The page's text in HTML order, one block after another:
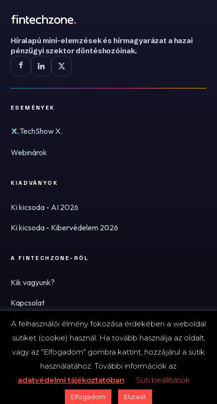
Híralapú mini-elemzések és hírmagyarázat a hazai
pénzügyi szektor döntéshozóinak.
ESEMÉNYEK
TechShow X.
Webinárok
KIADVÁNYOK
Ki kicsoda - AI 2026
Ki kicsoda - Kibervédelem 2026
A FINTECHZONE-RÓL
Kik vagyunk?
Kapcsolat
Hírlevél
© 2026 FinTechZone.hu - A FinTech Group Kft.
Adatvédelmi tájékoztató (PDF)Süti-beállítások
A felhasználói élmény fokozása érdekében a weboldal
sütiket (cookie) használ. Ha tovább használja az oldalt,
vagy az "Elfogadom" gombra kattint, hozzájárul a sütik
használatához. További információk az
adatvédelmi tájékoztatóban
Süti beállítások
Elfogadom Elutasít